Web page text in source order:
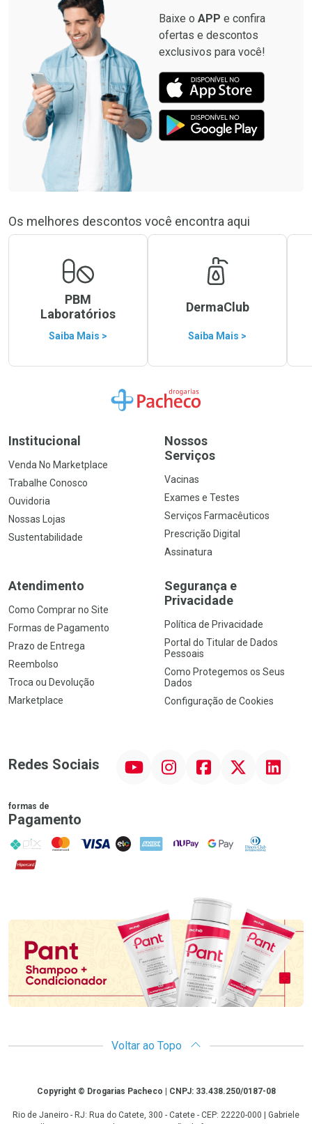
Baixe o APP e confira
ofertas e descontos
exclusivos para você!
Os melhores descontos você encontra aqui
PBM
Laboratórios
Saiba Mais >
DermaClub
Saiba Mais >
Ir para a Home
Institucional
Venda No Marketplace
Trabalhe Conosco
Ouvidoria
Nossas Lojas
Sustentabilidade
Nossos
Serviços
Vacinas
Exames e Testes
Serviços Farmacêuticos
Prescrição Digital
Assinatura
Atendimento
Como Comprar no Site
Formas de Pagamento
Prazo de Entrega
Reembolso
Troca ou Devolução
Marketplace
Segurança e
Privacidade
Política de Privacidade
Portal do Titular de Dados
Pessoais
Como Protegemos os Seus
Dados
Configuração de Cookies
Redes Sociais InstagramFacebook Linkedin
formas de
Pagamento
PIX MasterCard
VISA ELO AMEX NuPay Google PayDiners Club
Hipercard
Promoção em Destaque
Voltar ao Topo
CopyrightCopyright © Drogarias Pacheco | CNPJ: 33.438.250/0187-08
Rio de Janeiro - RJ: Rua do Catete, 300 - Catete - CEP: 22220-000 | Gabriele